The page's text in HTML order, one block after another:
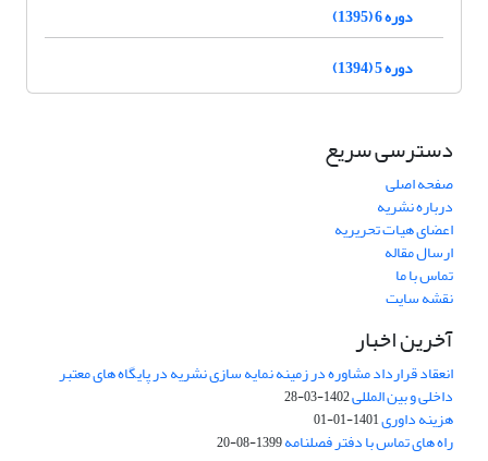
دوره 6 (1395)
دوره 5 (1394)
دسترسی سریع
صفحه اصلی
درباره نشریه
اعضای هیات تحریریه
ارسال مقاله
تماس با ما
نقشه سایت
آخرین اخبار
انعقاد قرارداد مشاوره در زمینه نمایه سازی نشریه در پایگاه های معتبر
داخلی و بین المللی1402-03-28
هزینه داوری1401-01-01
راه های تماس با دفتر فصلنامه1399-08-20